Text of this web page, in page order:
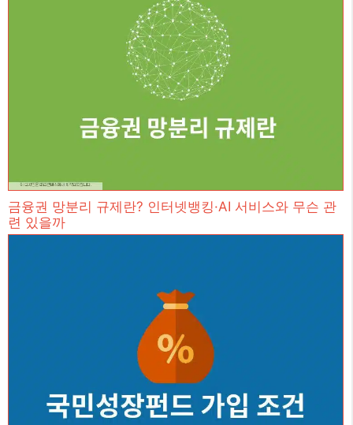
금융권 망분리 규제란? 인터넷뱅킹·AI 서비스와 무슨 관
련 있을까